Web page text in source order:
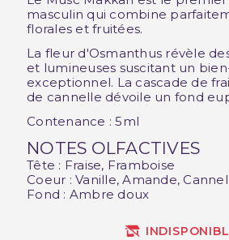
masculin qui combine
florales et fruitées.
La fleur d'Osmanthus révèle
et lumineuses suscitant un
exceptionnel. La cascade de
de cannelle dévoile un fond
Contenance : 5ml
NOTES OLFACTIVES
Tête : Fraise, Framboise
Coeur : Vanille, Amande,
Fond : Ambre doux